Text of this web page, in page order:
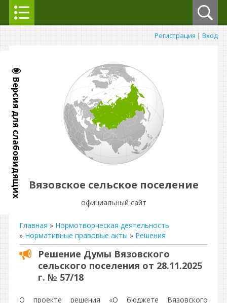
Версия для слабовидящих
Регистрация | Вход
Вязовское сельское поселение
официальный сайт
Главная » Нормотворческая деятельность
» Нормативные правовые акты » Решения
Решение Думы Вязовского
сельского поселения от 28.11.2025
г. № 57/18
О проекте решения «О бюджете Вязовского